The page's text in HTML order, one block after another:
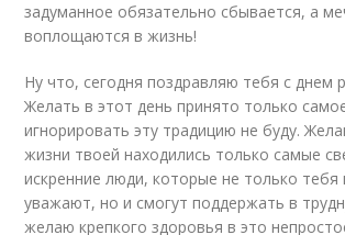
задуманное обязательно сбывается, а
воплощаются в жизнь!
Ну что, сегодня поздравляю тебя с днем
Желать в этот день принято только
игнорировать эту традицию не буду.
жизни твоей находились только самые
искренние люди, которые не только тебя
уважают, но и смогут поддержать в
желаю крепкого здоровья в это